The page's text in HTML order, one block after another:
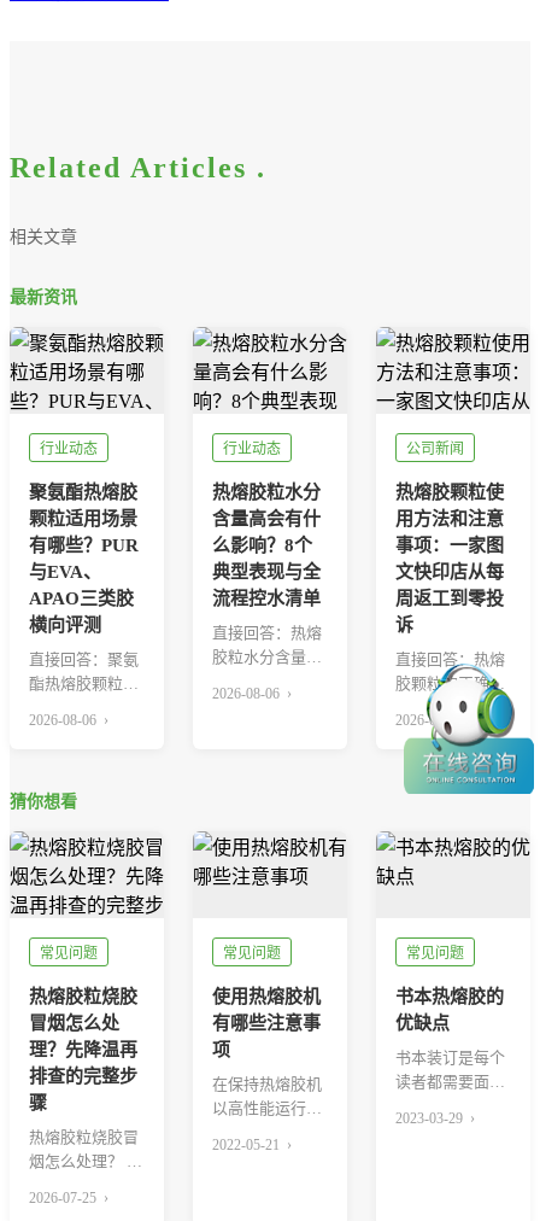
Related Articles .
相关文章
最新资讯
行业动态
聚氨酯热熔胶
颗粒适用场景
有哪些？PUR
与EVA、
APAO三类胶
横向评测
直接回答：聚氨
酯热熔胶颗粒
2026-08-06 ›
行业动态
热熔胶粒水分
含量高会有什
么影响？8个
典型表现与全
流程控水清单
直接回答：热熔
胶粒水分含量偏
2026-08-06 ›
公司新闻
热熔胶颗粒使
用方法和注意
事项：一家图
文快印店从每
周返工到零投
诉
直接回答：热熔
胶颗粒的正确用
法可以浓缩成六
步——按活件选
型号...
2026-08-06 ›
猜你想看
常见问题
热熔胶粒烧胶
冒烟怎么处
理？先降温再
排查的完整步
骤
热熔胶粒烧胶冒
烟怎么处理？ 先
2026-07-25 ›
常见问题
使用热熔胶机
有哪些注意事
项
在保持热熔胶机
以高性能运行
2022-05-21 ›
常见问题
书本热熔胶的
优缺点
书本装订是每个
读者都需要面对
2023-03-29 ›